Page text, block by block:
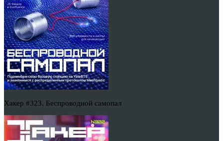
Хакер #323. Беспроводной самопал